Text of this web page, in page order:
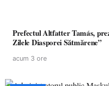
Prefectul Altfatter Tamás,
Zilele Diasporei Sătmărene”
acum 3 ore